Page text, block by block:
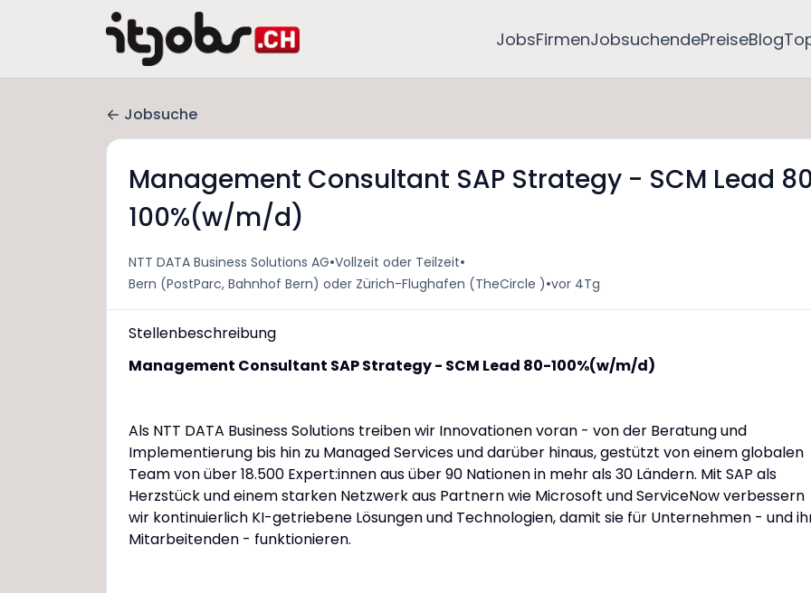
JobsFirmenJobsuchendePreiseBlog
Jobsuche
Management Consultant SAP Strategy - SCM Lead
100%(w/m/d)
NTT DATA Business Solutions AG•Vollzeit oder Teilzeit•
Bern (PostParc, Bahnhof Bern) oder Zürich-Flughafen (TheCircle )•vor 4Tg
Stellenbeschreibung
Management Consultant SAP Strategy - SCM Lead 80-100%(w/m/d)
Als NTT DATA Business Solutions treiben wir Innovationen voran - von der Beratung und
Implementierung bis hin zu Managed Services und darüber hinaus, gestützt von einem globalen
Team von über 18.500 Expert:innen aus über 90 Nationen in mehr als 30 Ländern. Mit SAP als
Herzstück und einem starken Netzwerk aus Partnern wie Microsoft und ServiceNow verbessern
wir kontinuierlich KI-getriebene Lösungen und Technologien, damit sie für Unternehmen - und
Mitarbeitenden - funktionieren.